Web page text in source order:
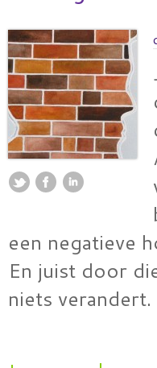
een negatieve
En juist door
niets